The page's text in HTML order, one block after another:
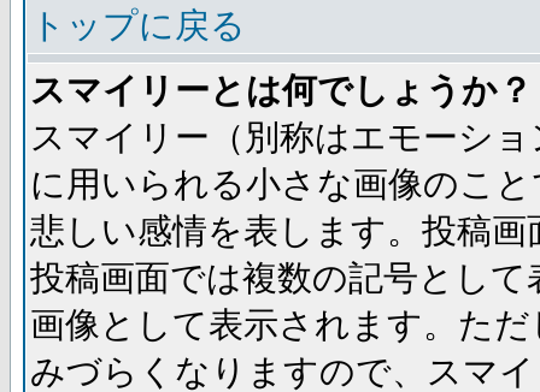
トップに戻る
スマイリーとは何でしょうか？
スマイリー（別称はエモーシ
に用いられる小さな画像のこ
悲しい感情を表します。投稿
投稿画面では複数の記号とし
画像として表示されます。た
みづらくなりますので、スマ